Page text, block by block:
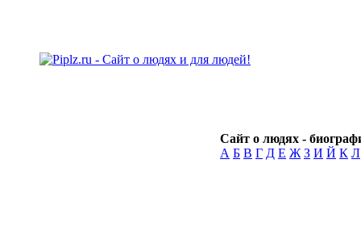
Сайт о людях -
А Б В Г Д Е Ж З И Й К Л